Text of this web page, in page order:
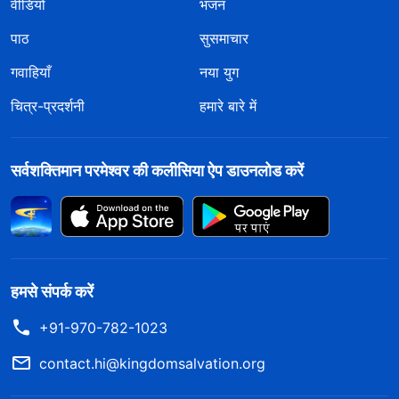
वीडियो
भजन
पाठ
सुसमाचार
गवाहियाँ
नया युग
चित्र-प्रदर्शनी
हमारे बारे में
सर्वशक्तिमान परमेश्वर की कलीसिया ऐप डाउनलोड करें
हमसे संपर्क करें
+91-970-782-1023
contact.hi@kingdomsalvation.org